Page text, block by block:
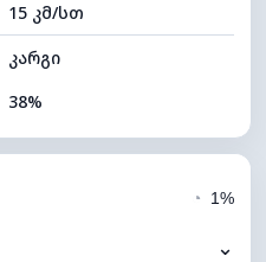
11760 მ
15 კმ/სთ
კარგი
38%
◔ 1%
⌄